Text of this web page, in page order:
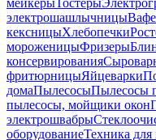
мейкерыТостеры
электрошашлычницы
кексницыХлебопечки
мороженицыФризеры
консервирования
фритюрницыЯйцеварки
домаПылесосыПылесосы
пылесосы, мойщики окон
электрошвабры
оборудованиеТехника для